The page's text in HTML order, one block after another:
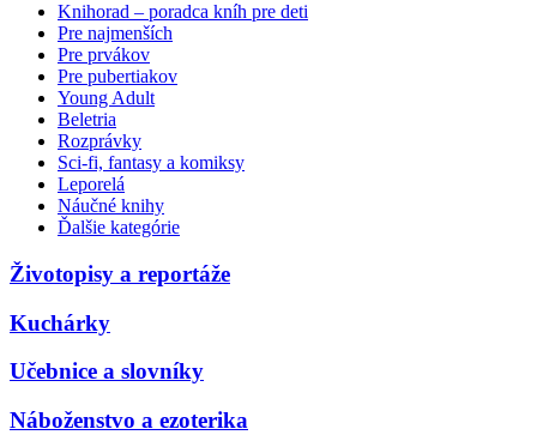
Knihorad – poradca kníh pre deti
Pre najmenších
Pre prvákov
Pre pubertiakov
Young Adult
Beletria
Rozprávky
Sci-fi, fantasy a komiksy
Leporelá
Náučné knihy
Ďalšie kategórie
Životopisy a reportáže
Kuchárky
Učebnice a slovníky
Náboženstvo a ezoterika